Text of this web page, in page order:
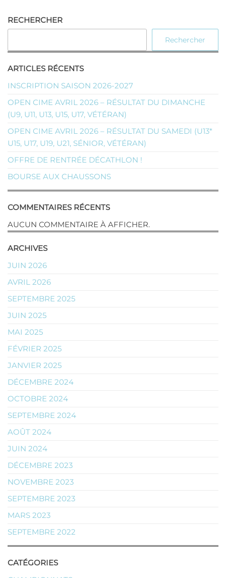
RECHERCHER
Rechercher
ARTICLES RÉCENTS
INSCRIPTION SAISON 2026-2027
OPEN CIME AVRIL 2026 – RÉSULTAT DU DIMANCHE
(U9, U11, U13, U15, U17, VÉTÉRAN)
OPEN CIME AVRIL 2026 – RÉSULTAT DU SAMEDI (U13*
U15, U17, U19, U21, SÉNIOR, VÉTÉRAN)
OFFRE DE RENTRÉE DÉCATHLON !
BOURSE AUX CHAUSSONS
COMMENTAIRES RÉCENTS
AUCUN COMMENTAIRE À AFFICHER.
ARCHIVES
JUIN 2026
AVRIL 2026
SEPTEMBRE 2025
JUIN 2025
MAI 2025
FÉVRIER 2025
JANVIER 2025
DÉCEMBRE 2024
OCTOBRE 2024
SEPTEMBRE 2024
AOÛT 2024
JUIN 2024
DÉCEMBRE 2023
NOVEMBRE 2023
SEPTEMBRE 2023
MARS 2023
SEPTEMBRE 2022
CATÉGORIES